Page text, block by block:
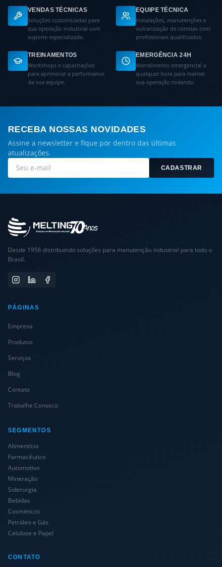
VENDAS TÉCNICAS
Soluções customizadas para
sua operação industrial com
suporte especializado.
EQUIPE TÉCNICA
Instalações, manutenções e
vulcanização de correias com
profissionais qualificados.
TREINAMENTOS
Workshops e capacitações
para aprimorar a performance
da sua equipe.
EMERGÊNCIA 24H
Atendimento emergencial a
qualquer hora para manter
sua operação rodando.
RECEBA NOSSAS NOVIDADES
Assine a newsletter e fique por dentro das últimas
atualizações.
CADASTRAR
Desde 1956 distribuindo soluções para manutenção industrial para todo o
Brasil.
PÁGINAS
Empresa
Produtos
Serviços
Blog
Contato
Trabalhe Conosco
SEGMENTOS
Alimentício
Farmacêutico
Automotivo
Mineração
Siderurgia
Bebidas
Cosméticos
Petróleo e Gás
Celulose e Papel
CONTATO